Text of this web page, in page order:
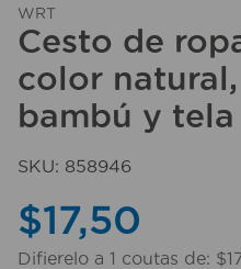
WRT
Cesto de
color
bambú y tela
SKU: 858946
$17,50
Difierelo a 1 coutas de: $17
6.
organizador
7.
aspiradora
8.
cerradura
9.
taladro
10. sillas